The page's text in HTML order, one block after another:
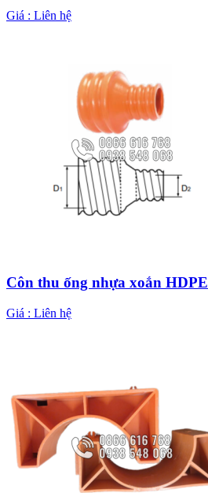
Giá : Liên hệ
Côn thu ống nhựa xoắn HDPE
Giá : Liên hệ